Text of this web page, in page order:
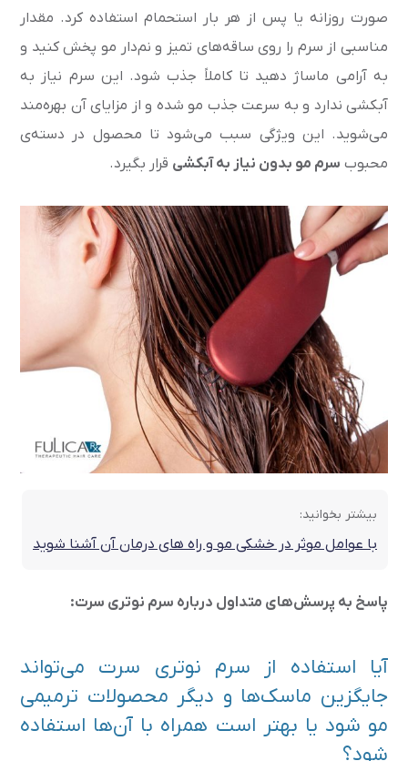
صورت روزانه یا پس از هر بار استحمام استفاده کرد. مقدار
مناسبی از سرم را روی ساقه‌های تمیز و نم‌دار مو پخش کنید و
به آرامی ماساژ دهید تا کاملاً جذب شود. این سرم نیاز به
آبکشی ندارد و به سرعت جذب مو شده و از مزایای آن بهره‌مند
می‌شوید. این ویژگی سبب می‌شود تا محصول در دسته‌ی
محبوب سرم مو بدون نیاز به آبکشی قرار بگیرد.
بیشتر بخوانید:
با عوامل موثر در خشکی مو و راه های درمان آن آشنا شوید
پاسخ به پرسش‌های متداول درباره سرم نوتری سرت:
آیا استفاده از سرم نوتری سرت می‌تواند
جایگزین ماسک‌ها و دیگر محصولات ترمیمی
مو شود یا بهتر است همراه با آن‌ها استفاده
شود؟